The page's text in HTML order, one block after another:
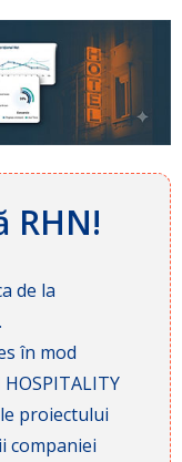
RHN!
de la
în mod
proiectului
companiei